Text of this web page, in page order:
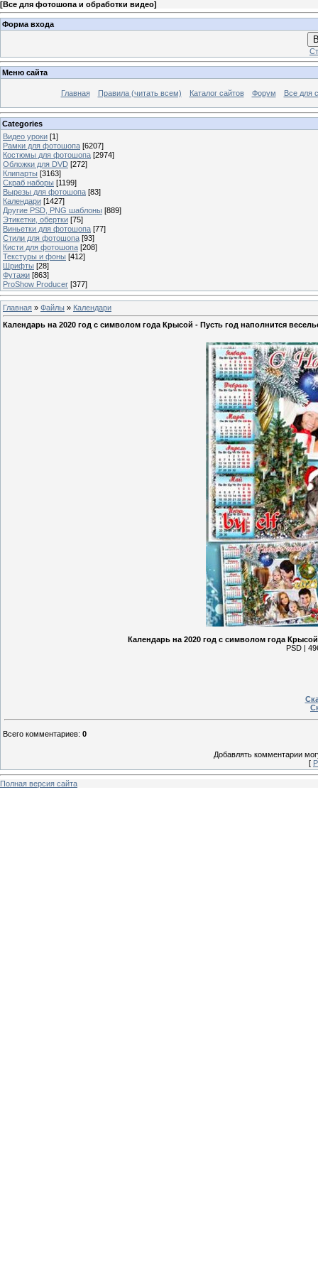
[Все для фотошопа и обработки видео]
Форма входа
Меню сайта
Главная Правила (читать всем) Каталог сайтов Форум Все для
Categories
Видео уроки [1]
Рамки для фотошопа [6207]
Костюмы для фотошопа [2974]
Обложки для DVD [272]
Клипарты [3163]
Скраб наборы [1199]
Вырезы для фотошопа [83]
Календари [1427]
Другие PSD, PNG шаблоны [889]
Этикетки, обертки [75]
Виньетки для фотошопа [77]
Стили для фотошопа [93]
Кисти для фотошопа [208]
Текстуры и фоны [412]
Шрифты [28]
Футажи [863]
ProShow Producer [377]
Главная » Файлы » Календари
Календарь на 2020 год с символом года Крысой - Пусть год наполнится
Календарь на 2020 год с символом года
PSD |
Всего комментариев: 0
Добавлять комментарии
[
Полная версия сайта